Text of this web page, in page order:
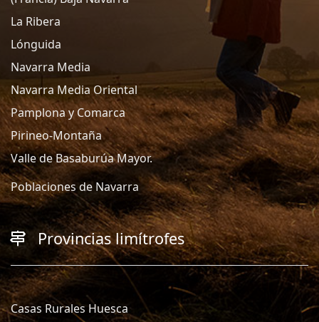
La Ribera
Lónguida
Navarra Media
Navarra Media Oriental
Pamplona y Comarca
Pirineo-Montaña
Valle de Basaburúa Mayor.
Poblaciones de Navarra
Provincias limítrofes
Casas Rurales Huesca